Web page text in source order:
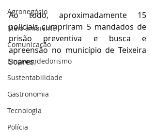
Agronegócio
Meio ambiente
Comunicação
Empreendedorismo
Sustentabilidade
Gastronomia
Tecnologia
Polícia
Ao todo, aproximadamente 15
policiais cumpriram 5 mandados de
prisão preventiva e busca e
apreensão no município de Teixeira
Soares.